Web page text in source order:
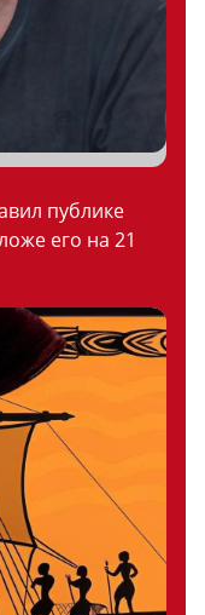
публике
его на 21